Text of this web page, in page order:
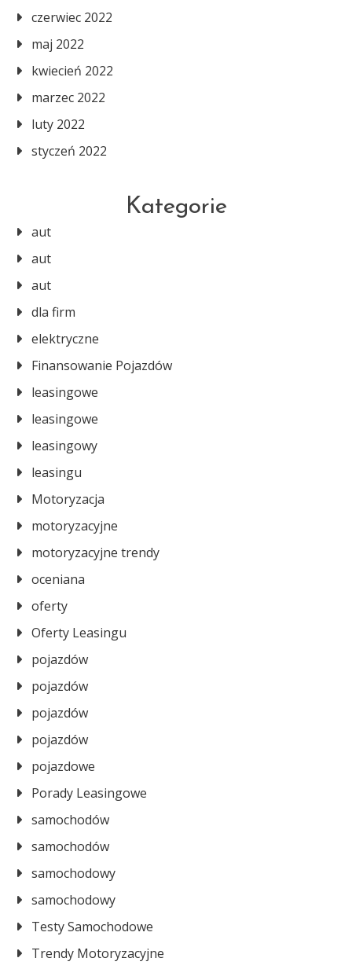
czerwiec 2022
maj 2022
kwiecień 2022
marzec 2022
luty 2022
styczeń 2022
Kategorie
aut
aut
aut
dla firm
elektryczne
Finansowanie Pojazdów
leasingowe
leasingowe
leasingowy
leasingu
Motoryzacja
motoryzacyjne
motoryzacyjne trendy
oceniana
oferty
Oferty Leasingu
pojazdów
pojazdów
pojazdów
pojazdów
pojazdowe
Porady Leasingowe
samochodów
samochodów
samochodowy
samochodowy
Testy Samochodowe
Trendy Motoryzacyjne